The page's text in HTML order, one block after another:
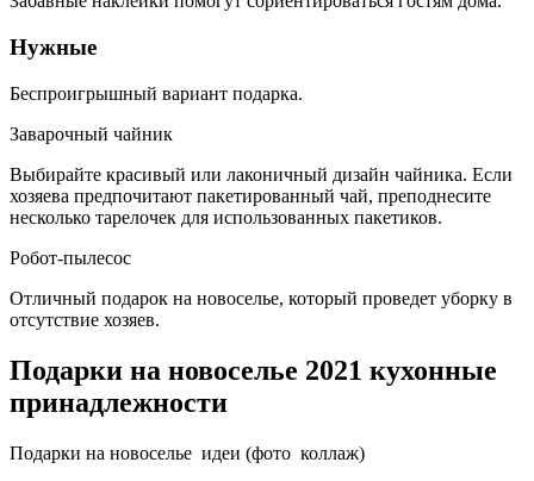
Нужные
Беспроигрышный вариант подарка.
Заварочный чайник
Выбирайте красивый или лаконичный дизайн чайника. Если
хозяева предпочитают пакетированный чай, преподнесите
несколько тарелочек для использованных пакетиков.
Робот-пылесос
Отличный подарок на новоселье, который проведет уборку в
отсутствие хозяев.
Подарки на новоселье 2021 кухонные
принадлежности
Подарки на новоселье идеи (фото коллаж)